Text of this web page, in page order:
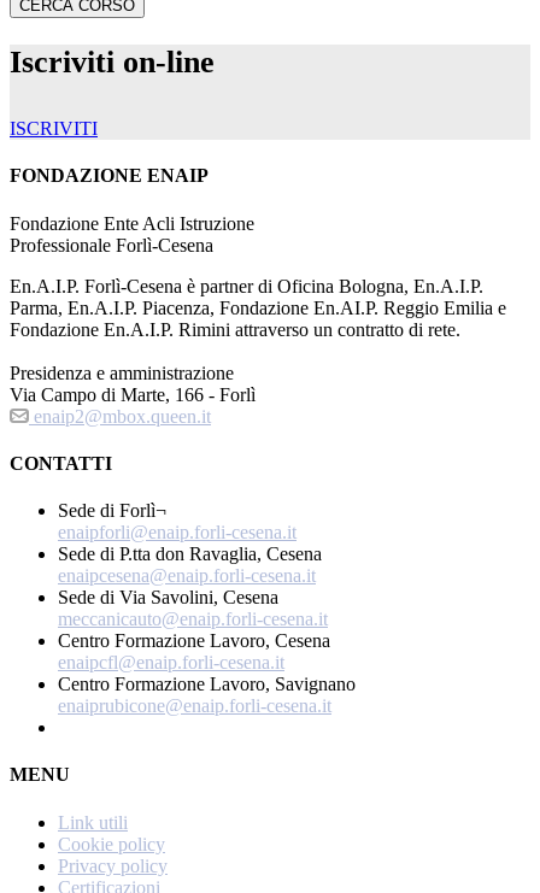
Iscriviti on-line
ISCRIVITI
FONDAZIONE ENAIP
Fondazione Ente Acli Istruzione
Professionale Forlì-Cesena
En.A.I.P. Forlì-Cesena è partner di Oficina Bologna, En.A.I.P.
Parma, En.A.I.P. Piacenza, Fondazione En.AI.P. Reggio Emilia e
Fondazione En.A.I.P. Rimini attraverso un contratto di rete.
Presidenza e amministrazione
Via Campo di Marte, 166 - Forlì
enaip2@mbox.queen.it
CONTATTI
Sede di Forlì¬
enaipforli@enaip.forli-cesena.it
Sede di P.tta don Ravaglia, Cesena
enaipcesena@enaip.forli-cesena.it
Sede di Via Savolini, Cesena
meccanicauto@enaip.forli-cesena.it
Centro Formazione Lavoro, Cesena
enaipcfl@enaip.forli-cesena.it
Centro Formazione Lavoro, Savignano
enaiprubicone@enaip.forli-cesena.it
MENU
Link utili
Cookie policy
Privacy policy
Certificazioni